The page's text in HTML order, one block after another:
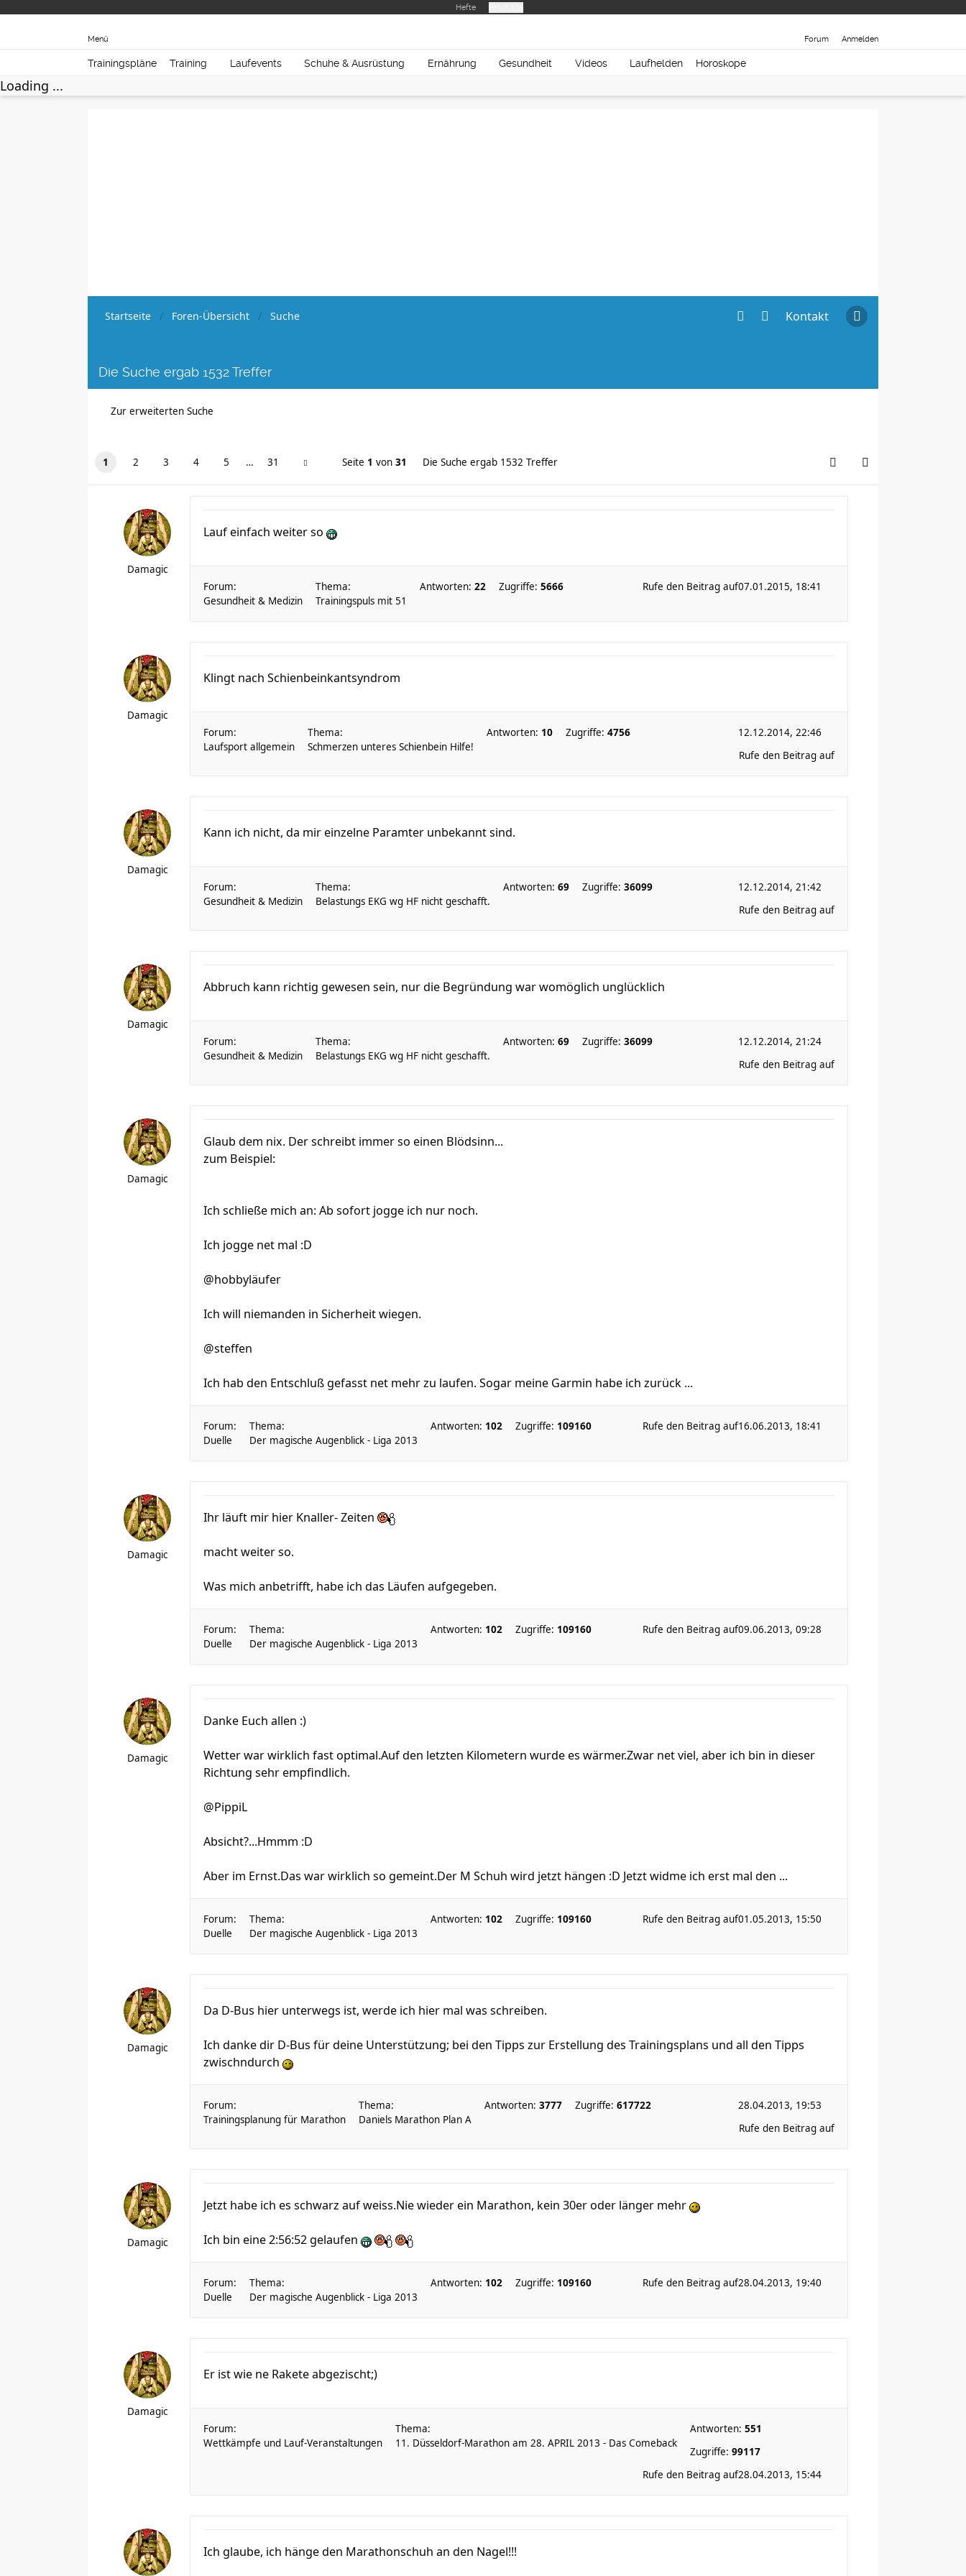
Hefte
Forum Anmelden
Menü
Trainingspläne Training Laufevents Schuhe & Ausrüstung Ernährung Gesundheit Videos Laufhelden Horoskope
Loading ...
Kontakt
Startseite Foren-Übersicht Suche
Die Suche ergab 1532 Treffer
Zur erweiterten Suche
1 2 3 4 5 … 31 Seite 1 von 31 Die Suche ergab 1532 Treffer
Damagic
Lauf einfach weiter so
Forum:
Gesundheit & Medizin
Thema:
Trainingspuls mit 51
Antworten: 22 Zugriffe: 5666 07.01.2015, 18:41
Rufe den Beitrag auf
Damagic
Klingt nach Schienbeinkantsyndrom
Forum:
Laufsport allgemein
Thema:
Schmerzen unteres Schienbein Hilfe!
Antworten: 10 Zugriffe: 4756
12.12.2014, 22:46
Rufe den Beitrag auf
Damagic
Kann ich nicht, da mir einzelne Paramter unbekannt sind.
Forum:
Gesundheit & Medizin
Thema:
Belastungs EKG wg HF nicht geschafft.
Antworten: 69 Zugriffe: 36099
12.12.2014, 21:42
Rufe den Beitrag auf
Damagic
Abbruch kann richtig gewesen sein, nur die Begründung war womöglich unglücklich
Forum:
Gesundheit & Medizin
Thema:
Belastungs EKG wg HF nicht geschafft.
Antworten: 69 Zugriffe: 36099
12.12.2014, 21:24
Rufe den Beitrag auf
Damagic
Glaub dem nix. Der schreibt immer so einen Blödsinn...
zum Beispiel:
Ich schließe mich an: Ab sofort jogge ich nur noch.
Ich jogge net mal :D
@hobbyläufer
Ich will niemanden in Sicherheit wiegen.
@steffen
Ich hab den Entschluß gefasst net mehr zu laufen. Sogar meine Garmin habe ich zurück ...
Forum:
Duelle
Thema:
Der magische Augenblick - Liga 2013
Antworten: 102 Zugriffe: 109160 16.06.2013, 18:41
Rufe den Beitrag auf
Damagic
Ihr läuft mir hier Knaller- Zeiten
macht weiter so.
Was mich anbetrifft, habe ich das Läufen aufgegeben.
Forum:
Duelle
Thema:
Der magische Augenblick - Liga 2013
Antworten: 102 Zugriffe: 109160 09.06.2013, 09:28
Rufe den Beitrag auf
Damagic
Danke Euch allen :)
Wetter war wirklich fast optimal.Auf den letzten Kilometern wurde es wärmer.Zwar net viel, aber ich bin in dieser
Richtung sehr empfindlich.
@PippiL
Absicht?...Hmmm :D
Aber im Ernst.Das war wirklich so gemeint.Der M Schuh wird jetzt hängen :D Jetzt widme ich erst mal den ...
Forum:
Duelle
Thema:
Der magische Augenblick - Liga 2013
Antworten: 102 Zugriffe: 109160 01.05.2013, 15:50
Rufe den Beitrag auf
Damagic
Da D-Bus hier unterwegs ist, werde ich hier mal was schreiben.
Ich danke dir D-Bus für deine Unterstützung; bei den Tipps zur Erstellung des Trainingsplans und all den Tipps
zwischndurch
Forum:
Trainingsplanung für Marathon
Thema:
Daniels Marathon Plan A
Antworten: 3777 Zugriffe: 617722
28.04.2013, 19:53
Rufe den Beitrag auf
Damagic
Jetzt habe ich es schwarz auf weiss.Nie wieder ein Marathon, kein 30er oder länger mehr
Ich bin eine 2:56:52 gelaufen
Forum:
Duelle
Thema:
Der magische Augenblick - Liga 2013
Antworten: 102 Zugriffe: 109160 28.04.2013, 19:40
Rufe den Beitrag auf
Damagic
Er ist wie ne Rakete abgezischt;)
Forum:
Wettkämpfe und Lauf-Veranstaltungen
Thema:
11. Düsseldorf-Marathon am 28. APRIL 2013 - Das Comeback
Antworten: 551
Zugriffe: 99117
28.04.2013, 15:44
Rufe den Beitrag auf
Ich glaube, ich hänge den Marathonschuh an den Nagel!!!